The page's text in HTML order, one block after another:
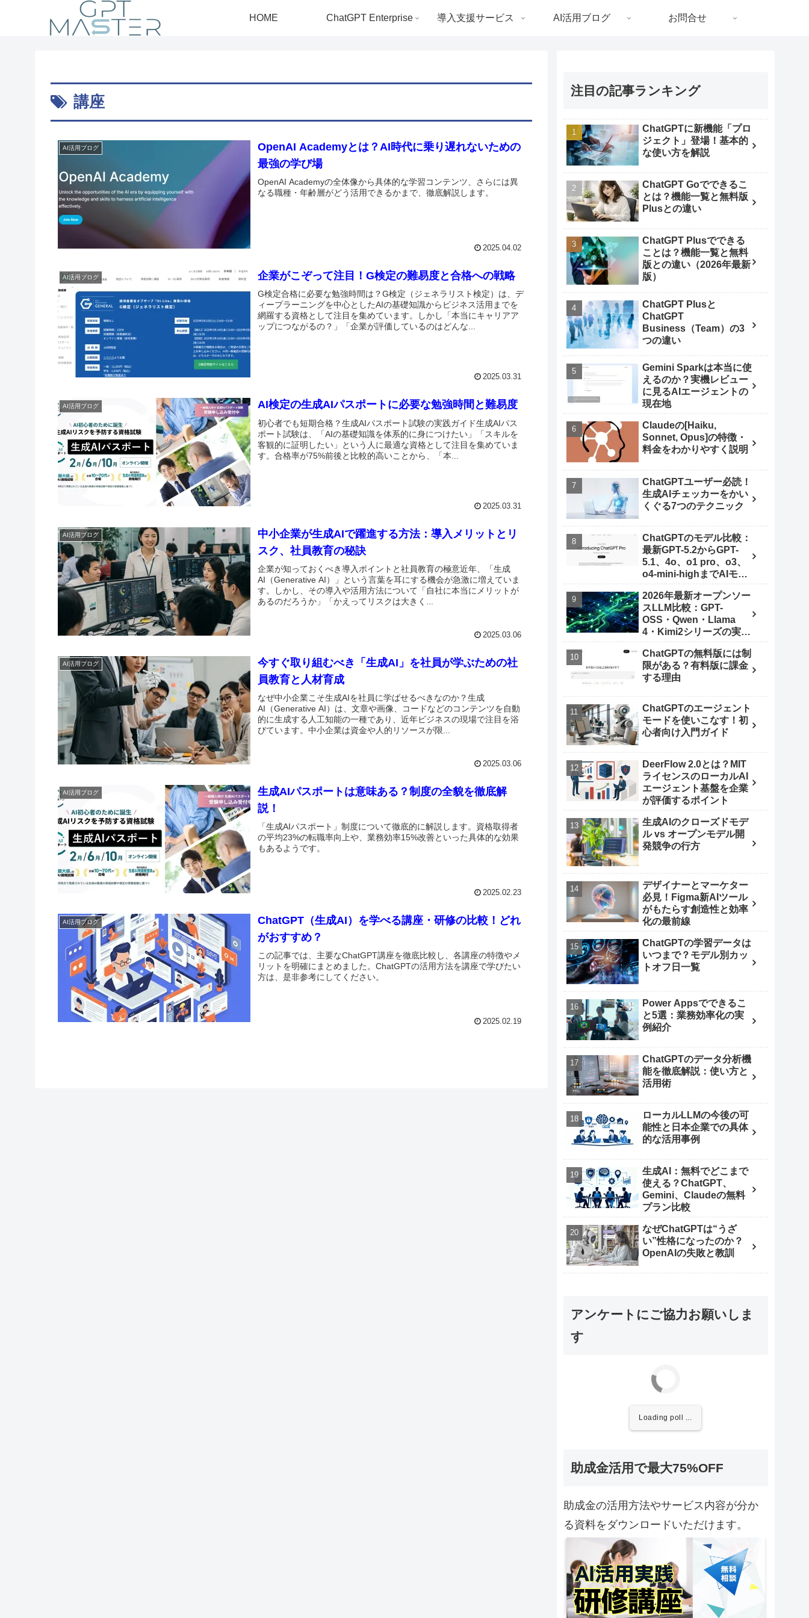
HOME ChatGPT Enterprise 導入支援サービス AI活用ブログ お問合せ
講座
AI活用ブログ
OpenAI Academyとは？AI時代に乗り遅れないための
最強の学び場
OpenAI Academyの全体像から具体的な学習コンテンツ、さらには異
なる職種・年齢層がどう活用できるかまで、徹底解説します。
2025.04.02
AI活用ブログ 企業がこぞって注目！G検定の難易度と合格への戦略
G検定合格に必要な勉強時間は？G検定（ジェネラリスト検定）は、デ
ィープラーニングを中心としたAIの基礎知識からビジネス活用までを
網羅する資格として注目を集めています。しかし「本当にキャリアア
ップにつながるの？」「企業が評価しているのはどんな...
2025.03.31
AI活用ブログ AI検定の生成AIパスポートに必要な勉強時間と難易度
初心者でも短期合格？生成AIパスポート試験の実践ガイド生成AIパス
ポート試験は、「AIの基礎知識を体系的に身につけたい」「スキルを
客観的に証明したい」という人に最適な資格として注目を集めていま
す。合格率が75%前後と比較的高いことから、「本...
2025.03.31
AI活用ブログ
中小企業が生成AIで躍進する方法：導入メリットとリ
スク、社員教育の秘訣
企業が知っておくべき導入ポイントと社員教育の極意近年、「生成
AI（Generative AI）」という言葉を耳にする機会が急激に増えていま
す。しかし、その導入や活用方法について「自社に本当にメリットが
あるのだろうか」「かえってリスクは大きく...
2025.03.06
AI活用ブログ
今すぐ取り組むべき「生成AI」を社員が学ぶための社
員教育と人材育成
なぜ中小企業こそ生成AIを社員に学ばせるべきなのか？生成
AI（Generative AI）は、文章や画像、コードなどのコンテンツを自動
的に生成する人工知能の一種であり、近年ビジネスの現場で注目を浴
びています。中小企業は資金や人的リソースが限...
2025.03.06
AI活用ブログ
生成AIパスポートは意味ある？制度の全貌を徹底解
説！
「生成AIパスポート」制度について徹底的に解説します。資格取得者
の平均23%の転職率向上や、業務効率15%改善といった具体的な効果
もあるようです。
2025.02.23
AI活用ブログ
ChatGPT（生成AI）を学べる講座・研修の比較！どれ
がおすすめ？
この記事では、主要なChatGPT講座を徹底比較し、各講座の特徴やメ
リットを明確にまとめました。ChatGPTの活用方法を講座で学びたい
方は、是非参考にしてください。
2025.02.19
注目の記事ランキング
ChatGPTに新機能「プロ
ジェクト」登場！基本的
な使い方を解説
ChatGPT Goでできるこ
とは？機能一覧と無料版
Plusとの違い
ChatGPT Plusでできる
ことは？機能一覧と無料
版との違い（2026年最新
版）
ChatGPT Plusと
ChatGPT
Business（Team）の3
つの違い
Gemini Sparkは本当に使
えるのか？実機レビュー
に見るAIエージェントの
現在地
Claudeの[Haiku,
Sonnet, Opus]の特徴・
料金をわかりやすく説明
ChatGPTユーザー必読！
生成AIチェッカーをかい
くぐる7つのテクニック
ChatGPTのモデル比較：
最新GPT-5.2からGPT-
5.1、4o、o1 pro、o3、
o4-mini-highまでAIモデ
2026年最新オープンソー
スLLM比較：GPT-
OSS・Qwen・Llama
4・Kimi2シリーズの実力
ChatGPTの無料版には制
限がある？有料版に課金
する理由
ChatGPTのエージェント
モードを使いこなす！初
心者向け入門ガイド
DeerFlow 2.0とは？MIT
ライセンスのローカルAI
エージェント基盤を企業
が評価するポイント
生成AIのクローズドモデ
ル vs オープンモデル開
発競争の行方
デザイナーとマーケター
必見！Figma新AIツール
がもたらす創造性と効率
化の最前線
ChatGPTの学習データは
いつまで？モデル別カッ
トオフ日一覧
Power Appsでできるこ
と5選：業務効率化の実
例紹介
ChatGPTのデータ分析機
能を徹底解説：使い方と
活用術
ローカルLLMの今後の可
能性と日本企業での具体
的な活用事例
生成AI：無料でどこまで
使える？ChatGPT、
Gemini、Claudeの無料
プラン比較
なぜChatGPTは“うざ
い”性格になったのか？
OpenAIの失敗と教訓
アンケートにご協力お願いしま
す
Loading poll ...
助成金活用で最大75%OFF
助成金の活用方法やサービス内容が分か
る資料をダウンロードいただけます。